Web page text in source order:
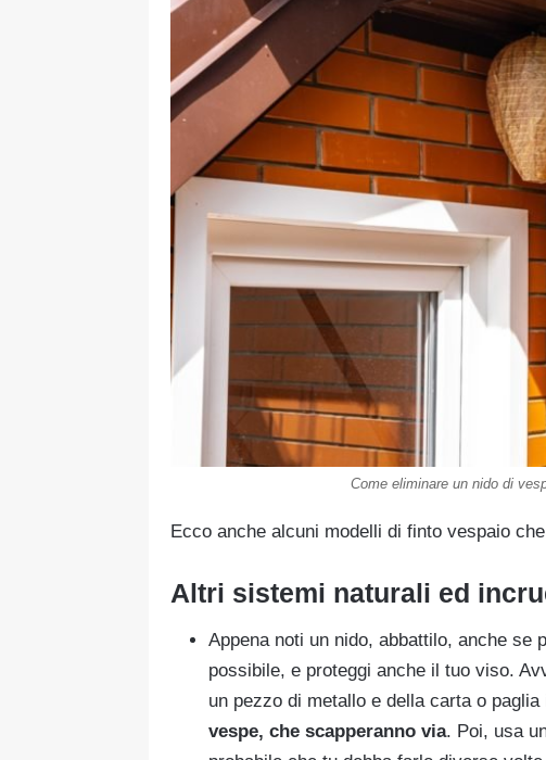
Come eliminare un nido di
Ecco anche alcuni modelli di finto vespaio
Altri sistemi naturali ed
Appena noti un nido, abbattilo, anche se
possibile, e proteggi anche il tuo viso.
un pezzo di metallo e della carta o
vespe, che scapperanno via. Poi, usa